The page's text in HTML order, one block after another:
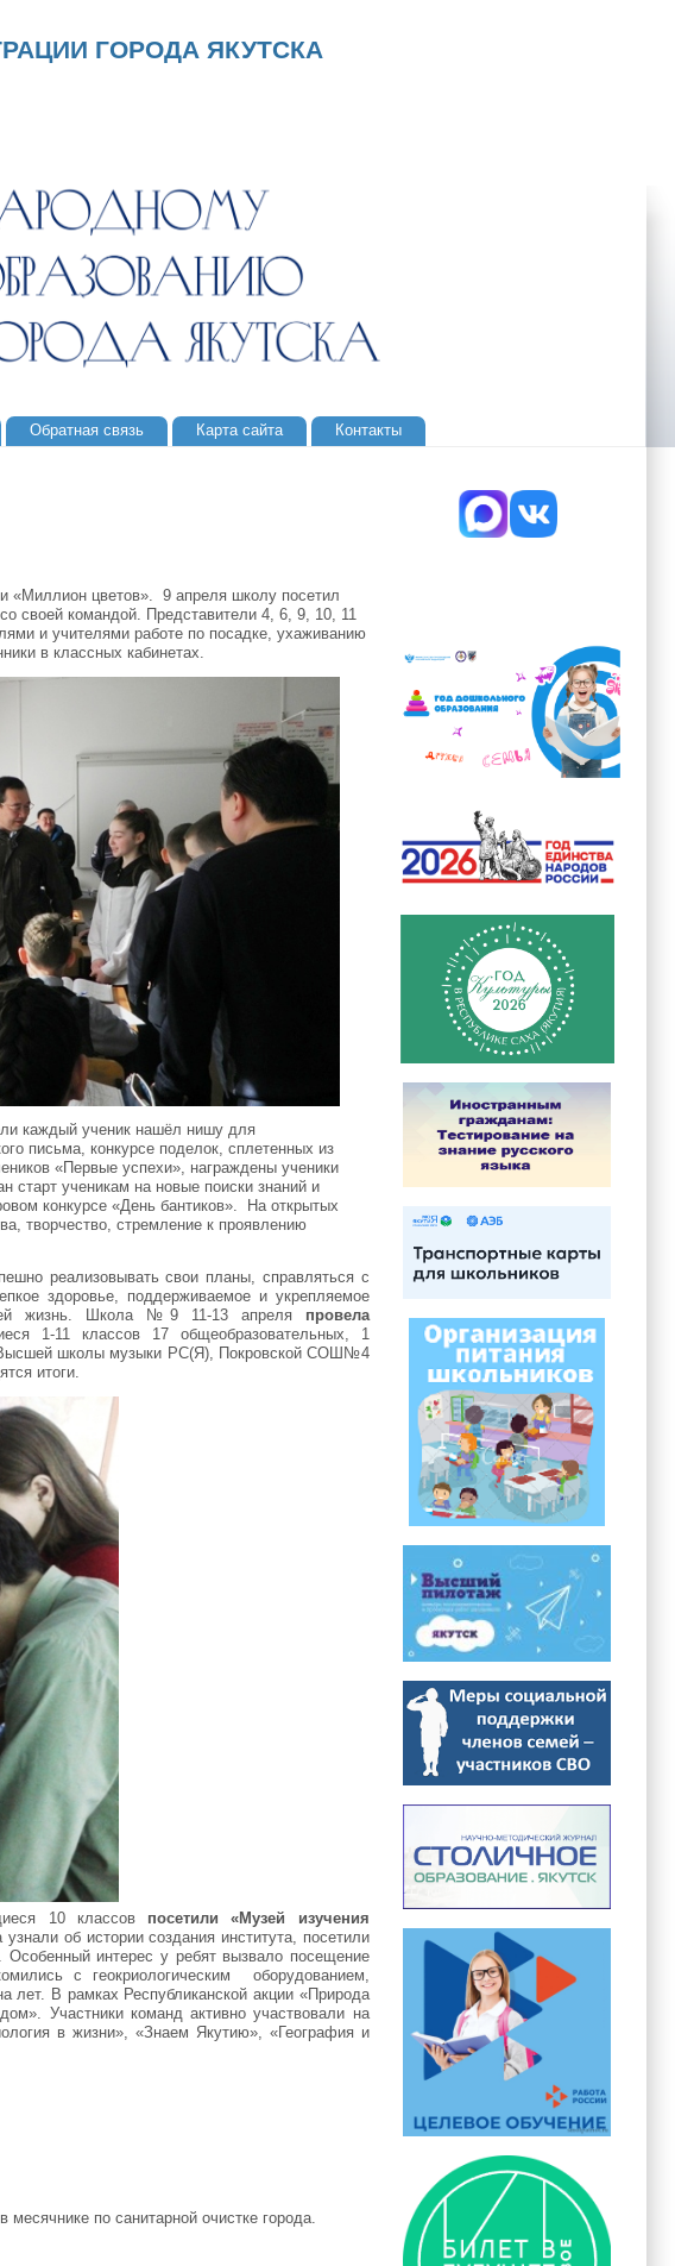
ГОРОДА ЯКУТСКА
Обратная связь Карта сайта Контакты
«Миллион цветов». 9 апреля школу посетил
со своей командой. Представители 4, 6, 9, 10, 11
и учителями работе по посадке, ухаживанию
в классных кабинетах.
каждый ученик нашёл нишу для
письма, конкурсе поделок, сплетенных из
«Первые успехи», награждены ученики
старт ученикам на новые поиски знаний и
конкурсе «День бантиков». На открытых
творчество, стремление к проявлению
реализовывать свои планы, справляться с
здоровье, поддерживаемое и укрепляемое
жизнь. Школа №9 11-13 апреля провела
1-11 классов 17 общеобразовательных, 1
Высшей школы музыки РС(Я), Покровской СОШ№4
итоги.
10 классов посетили «Музей изучения
об истории создания института, посетили
интерес у ребят вызвало посещение
с геокриологическим оборудованием,
лет. В рамках Республиканской акции «Природа
Участники команд активно участвовали на
в жизни», «Знаем Якутию», «География и
по санитарной очистке города.